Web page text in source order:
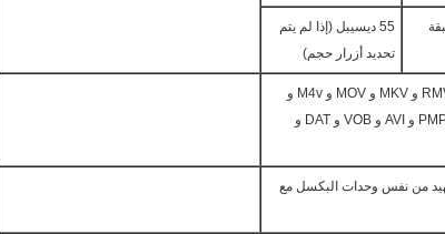
55 ديسيبل (إذا لم يتم
تحديد أزرار حجم)
Avi و RM و RMVB و MKV و MOV و M4v و
MPG و FLV و PMP و AVI و VOB و DAT و
من نفس وحدات البكسل مع